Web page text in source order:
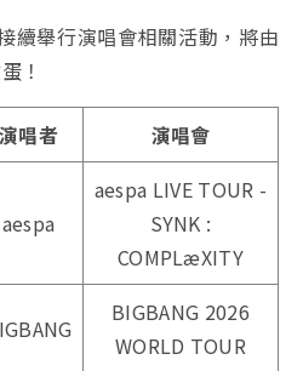
續舉行演唱會相關活動，將由
！
演唱者 演唱會
aespa
aespa LIVE TOUR -
SYNK :
COMPLæXITY
BIGBANG 2026
WORLD TOUR